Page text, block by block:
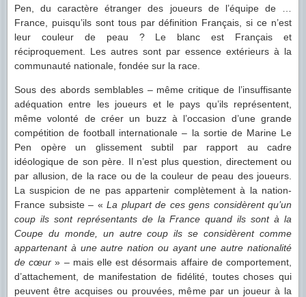
Pen, du caractère étranger des joueurs de l’équipe de …
France, puisqu’ils sont tous par définition Français, si ce n’est
leur couleur de peau ? Le blanc est Français et
réciproquement. Les autres sont par essence extérieurs à la
communauté nationale, fondée sur la race.
Sous des abords semblables – même critique de l’insuffisante
adéquation entre les joueurs et le pays qu’ils représentent,
même volonté de créer un buzz à l’occasion d’une grande
compétition de football internationale – la sortie de Marine Le
Pen opère un glissement subtil par rapport au cadre
idéologique de son père. Il n’est plus question, directement ou
par allusion, de la race ou de la couleur de peau des joueurs.
La suspicion de ne pas appartenir complètement à la nation-
France subsiste – « La plupart de ces gens considèrent qu’un
coup ils sont représentants de la France quand ils sont à la
Coupe du monde, un autre coup ils se considèrent comme
appartenant à une autre nation ou ayant une autre nationalité
de cœur » – mais elle est désormais affaire de comportement,
d’attachement, de manifestation de fidélité, toutes choses qui
peuvent être acquises ou prouvées, même par un joueur à la